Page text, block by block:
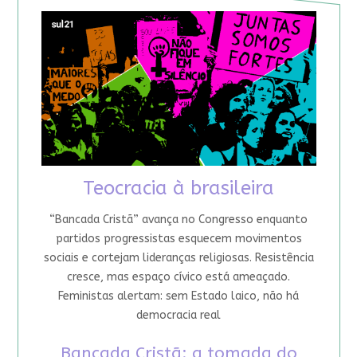
Teocracia à brasileira
“Bancada Cristã” avança no Congresso enquanto
partidos progressistas esquecem movimentos
sociais e cortejam lideranças religiosas. Resistência
cresce, mas espaço cívico está ameaçado.
Feministas alertam: sem Estado laico, não há
democracia real